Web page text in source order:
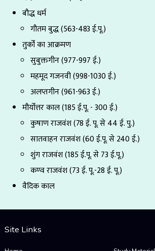
बौद्ध धर्म
गौतम बुद्ध (563-483 ई.पू.)
तुर्कों का आक्रमण
सुबुक्तगीन (977-997 ई.)
महमूद गजनवी (998-1030 ई.)
अलप्तगीन (961-963 ई.)
मौर्योत्तर काल (185 ई.पू. - 300 ई.)
कुषाण राजवंश (78 ई. पू. से 44 ई. पु.)
सातवाहन राजवंश (60 ई.पू. से 240 ई.)
शुंग राजवंश (185 ई.पू. से 73 ई.पू.)
कण्व राजवंश (73 ई. पू.-28 ई. पू.)
वैदिक काल
Site Links